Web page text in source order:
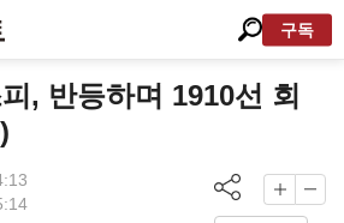
구독
, 반등하며 1910선 회